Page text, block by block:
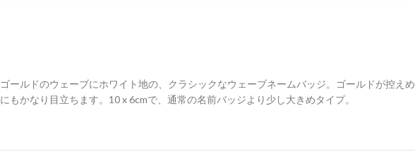
ゴールドのウェーブにホワイト地の、クラシックなウェーブネームバッジ。ゴールドが控えめ
にもかなり目立ちます。10 x 6cmで、通常の名前バッジより少し大きめタイプ。